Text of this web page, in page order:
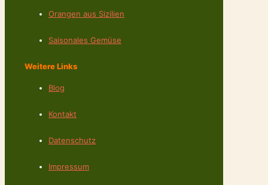
Orangen aus Sizilien
Saisonales Gemüse
Weitere Links
Blog
Kontakt
Datenschutz
Impressum